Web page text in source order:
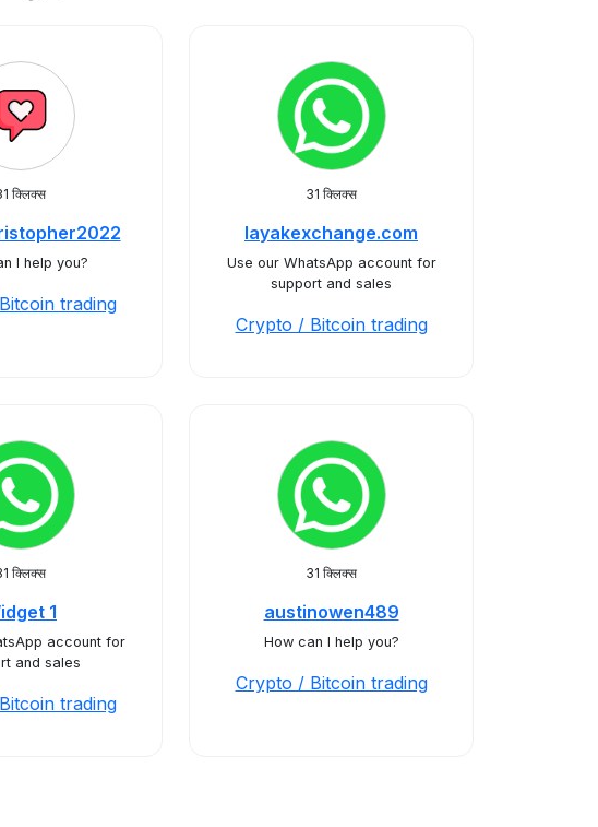
क्लिक्स
I help you?
trading
31 क्लिक्स
layakexchange.com
Use our WhatsApp account for
support and sales
Crypto / Bitcoin trading
क्लिक्स
1
account for
and sales
trading
31 क्लिक्स
austinowen489
How can I help you?
Crypto / Bitcoin trading